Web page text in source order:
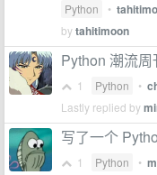
Python •
bytahitimoon
Python 潮流周
1 Python •
Lastly replied by
写了一个
1 Python •